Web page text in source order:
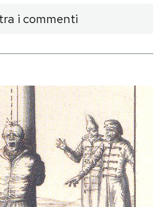
i commenti